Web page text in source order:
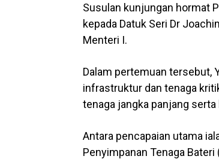
Susulan kunjungan hormat
kepada Datuk Seri Dr
Menteri I.
Dalam pertemuan tersebut,
infrastruktur dan tenaga
tenaga jangka panjang
Antara pencapaian utama
Penyimpanan Tenaga